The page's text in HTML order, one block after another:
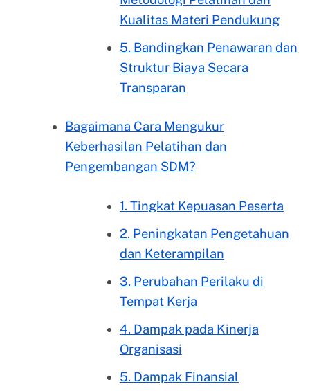
Kualitas Materi Pendukung
5. Bandingkan Penawaran dan
Struktur Biaya Secara
Transparan
Bagaimana Cara Mengukur
Keberhasilan Pelatihan dan
Pengembangan SDM?
1. Tingkat Kepuasan Peserta
2. Peningkatan Pengetahuan
dan Keterampilan
3. Perubahan Perilaku di
Tempat Kerja
4. Dampak pada Kinerja
Organisasi
5. Dampak Finansial